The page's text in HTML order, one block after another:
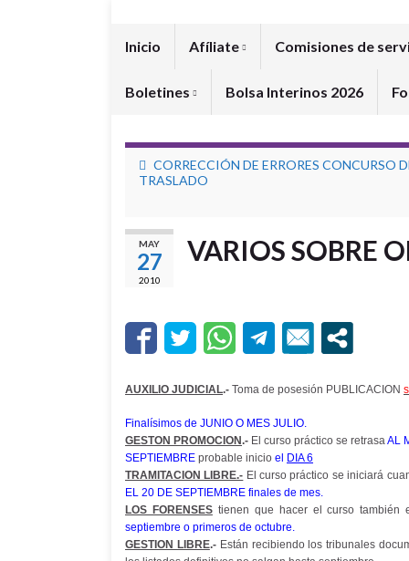
Inicio Afíliate Comisiones de
Boletines Bolsa Interinos 2026
CORRECCIÓN DE ERRORES CONCURSO
TRASLADO
MAY
27
2010
VARIOS SOBRE
AUXILIO JUDICIAL.- Toma de posesión PUBLICACION
Finalísimos de JUNIO O MES JULIO.
GESTON PROMOCION.- El curso práctico se retrasaAL
SEPTIEMBRE probable inicio el
DIA 6
TRAMITACION LIBRE.- El curso práctico se iniciará
EL 20 DE SEPTIEMBRE finales de mes.
LOS FORENSEStienen que hacer el curso también
septiembre o primeros de octubre.
GESTION LIBRE.-Están recibiendo los tribunales